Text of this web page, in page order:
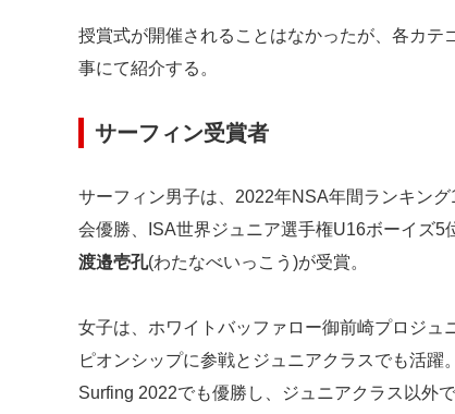
授賞式が開催されることはなかったが、各カ
事にて紹介する。
サーフィン受賞者
サーフィン男子は、2022年NSA年間ランキン
会優勝、ISA世界ジュニア選手権U16ボーイズ5
渡邉壱孔(わたなべいっこう)が受賞。
女子は、ホワイトバッファロー御前崎プロジ
ピオンシップに参戦とジュニアクラスでも活
Surfing 2022でも優勝し、ジュニアクラス以外